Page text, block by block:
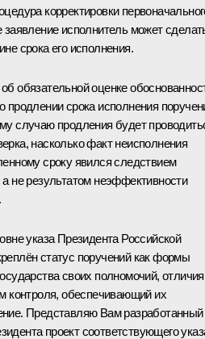
корректировки
заявление исполнитель может
срока его исполнения.
обязательной оценке
продлении срока исполнения
случаю продления будет
насколько факт неисполнения
сроку явился следствием
не результатом неэффективности
указа Президента Российской
статус поручений как формы
своих полномочий,
контроля, обеспечивающий их
Представляю Вам разработанный
проект соответствующего